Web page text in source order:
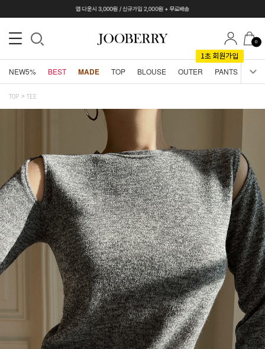
0
NEW5% BEST MADE TOP BLOUSE OUTER PANTS
TOP TEE